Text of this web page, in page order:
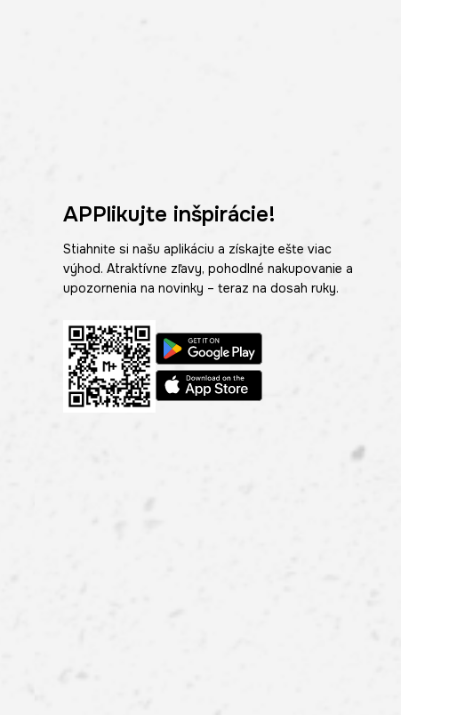
APPlikujte inšpirácie!
Stiahnite si našu aplikáciu a získajte ešte viac
výhod. Atraktívne zľavy, pohodlné nakupovanie a
upozornenia na novinky – teraz na dosah ruky.